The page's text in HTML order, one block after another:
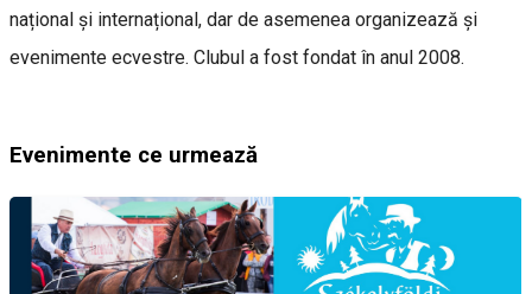
național și internațional, dar de asemenea organizează și
evenimente ecvestre. Clubul a fost fondat în anul 2008.
Evenimente ce urmează